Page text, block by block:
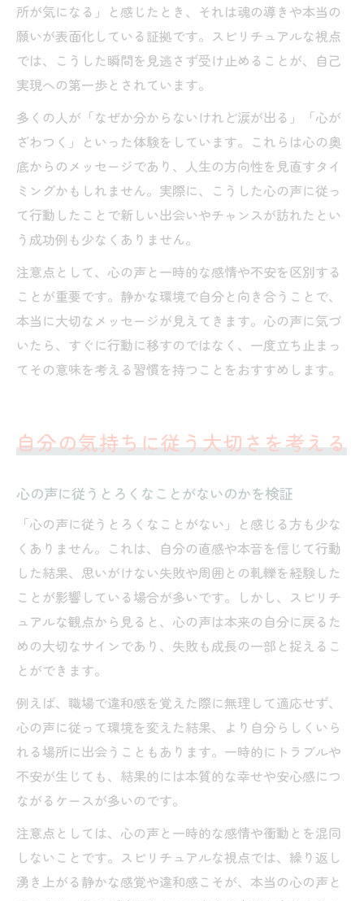
所が気になる」と感じたとき、それは魂の導きや本当の
願いが表面化している証拠です。スピリチュアルな視点
では、こうした瞬間を見逃さず受け止めることが、自己
実現への第一歩とされています。
多くの人が「なぜか分からないけれど涙が出る」「心が
ざわつく」といった体験をしています。これらは心の奥
底からのメッセージであり、人生の方向性を見直すタイ
ミングかもしれません。実際に、こうした心の声に従っ
て行動したことで新しい出会いやチャンスが訪れたとい
う成功例も少なくありません。
注意点として、心の声と一時的な感情や不安を区別する
ことが重要です。静かな環境で自分と向き合うことで、
本当に大切なメッセージが見えてきます。心の声に気づ
いたら、すぐに行動に移すのではなく、一度立ち止まっ
てその意味を考える習慣を持つことをおすすめします。
自分の気持ちに従う大切さを考える
心の声に従うとろくなことがないのかを検証
「心の声に従うとろくなことがない」と感じる方も少な
くありません。これは、自分の直感や本音を信じて行動
した結果、思いがけない失敗や周囲との軋轢を経験した
ことが影響している場合が多いです。しかし、スピリチ
ュアルな観点から見ると、心の声は本来の自分に戻るた
めの大切なサインであり、失敗も成長の一部と捉えるこ
とができます。
例えば、職場で違和感を覚えた際に無理して適応せず、
心の声に従って環境を変えた結果、より自分らしくいら
れる場所に出会うこともあります。一時的にトラブルや
不安が生じても、結果的には本質的な幸せや安心感につ
ながるケースが多いのです。
注意点としては、心の声と一時的な感情や衝動とを混同
しないことです。スピリチュアルな視点では、繰り返し
湧き上がる静かな感覚や違和感こそが、本当の心の声と